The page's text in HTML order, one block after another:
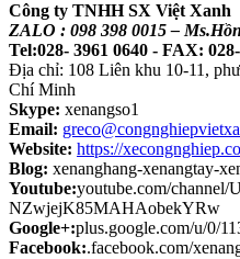
Công ty TNHH SX Việt Xanh
ZALO : 098 398 0015 –
Tel:028- 3961 0640 - FAX:
Địa chỉ: 108 Liên khu 10-11,
Chí Minh
Skype: xenangso1
Email:
Website: https://
Blog: xenanghang-xenangtay-
Youtube:youtube.com/channel/
NZwjejK85MAHAobekYRw
Google+:plus.google.com/u/0/
Facebook:.facebook.com/